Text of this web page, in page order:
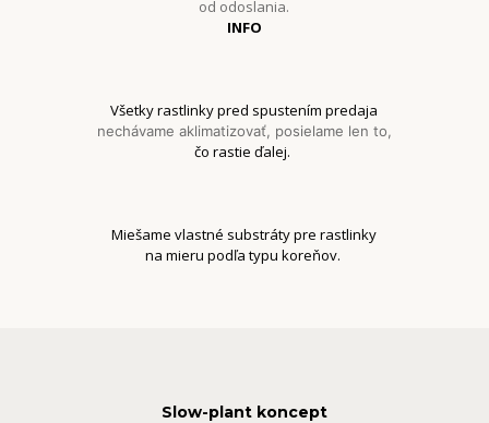
od odoslania.
INFO
Všetky rastlinky pred spustením predaja
nechávame aklimatizovať, posielame len to,
čo rastie ďalej.
Miešame vlastné substráty pre rastlinky
na mieru podľa typu koreňov.
Slow-plant koncept